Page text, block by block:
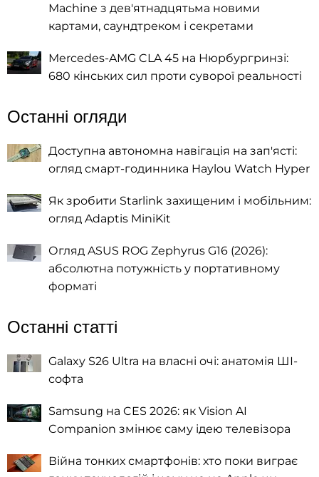
Machine з дев'ятнадцятьма новими
картами, саундтреком і секретами
Mercedes-AMG CLA 45 на Нюрбургринзі:
680 кінських сил проти суворої реальності
Останні огляди
Доступна автономна навігація на зап'ясті:
огляд смарт-годинника Haylou Watch Hyper
Як зробити Starlink захищеним і мобільним:
огляд Adaptis MiniKit
Огляд ASUS ROG Zephyrus G16 (2026):
абсолютна потужність у портативному
форматі
Останні статті
Galaxy S26 Ultra на власні очі: анатомія ШІ-
софта
Samsung на CES 2026: як Vision AI
Companion змінює саму ідею телевізора
Війна тонких смартфонів: хто поки виграє